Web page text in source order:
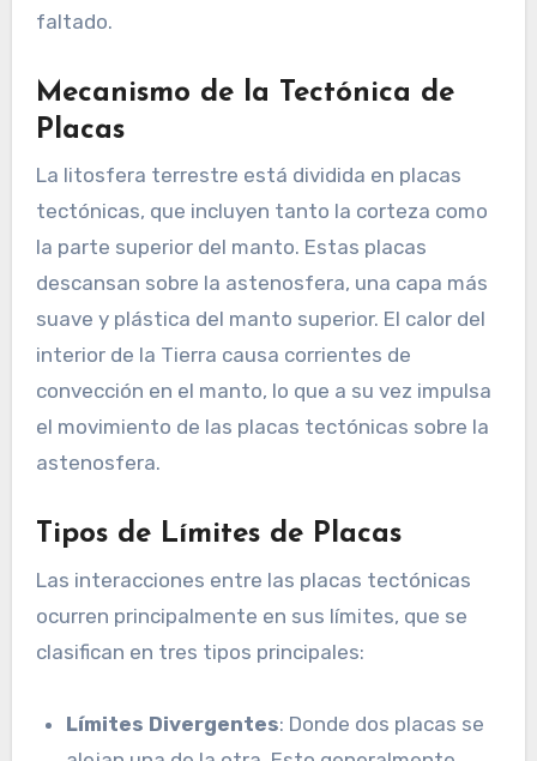
faltado.
Mecanismo de la Tectónica de
Placas
La litosfera terrestre está dividida en placas
tectónicas, que incluyen tanto la corteza como
la parte superior del manto. Estas placas
descansan sobre la astenosfera, una capa más
suave y plástica del manto superior. El calor del
interior de la Tierra causa corrientes de
convección en el manto, lo que a su vez impulsa
el movimiento de las placas tectónicas sobre la
astenosfera.
Tipos de Límites de Placas
Las interacciones entre las placas tectónicas
ocurren principalmente en sus límites, que se
clasifican en tres tipos principales:
Límites Divergentes: Donde dos placas se